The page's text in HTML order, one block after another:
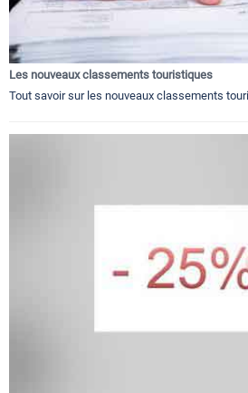
Les nouveaux classements touristiques
Tout savoir sur les nouveaux classements